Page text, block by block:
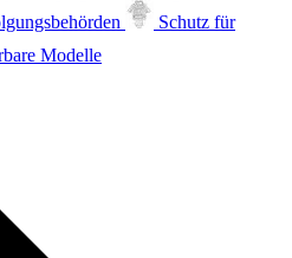
Schutz für
Modelle